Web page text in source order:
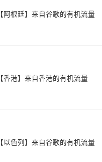
【阿根廷】来自谷歌的有机流量
【香港】来自香港的有机流量
【以色列】来自谷歌的有机流量